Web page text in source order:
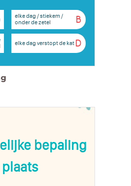
B
elke dag / stiekem /
onder de zetel
D
elke dag verstopt de kat
bepaling